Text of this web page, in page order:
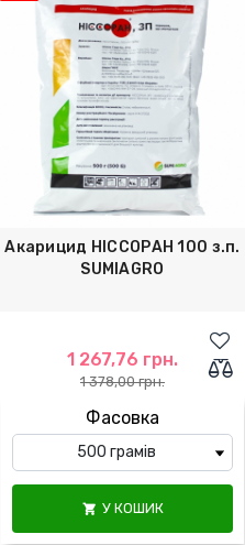
Акарицид НІССОРАН 100 з.п.
SUMIAGRO
1 267,76 грн.
1 378,00 грн.
Фасовка
 У КОШИК